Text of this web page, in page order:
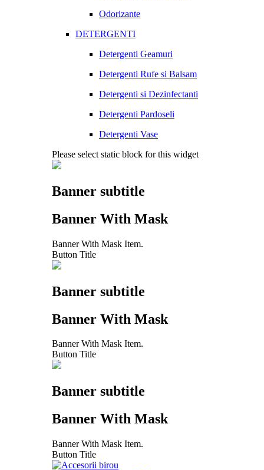
Odorizante
DETERGENTI
Detergenti Geamuri
Detergenti Rufe si Balsam
Detergenti si Dezinfectanti
Detergenti Pardoseli
Detergenti Vase
Please select static block for this widget
Banner subtitle
Banner With Mask
Banner With Mask Item.
Button Title
Banner subtitle
Banner With Mask
Banner With Mask Item.
Button Title
Banner subtitle
Banner With Mask
Banner With Mask Item.
Button Title